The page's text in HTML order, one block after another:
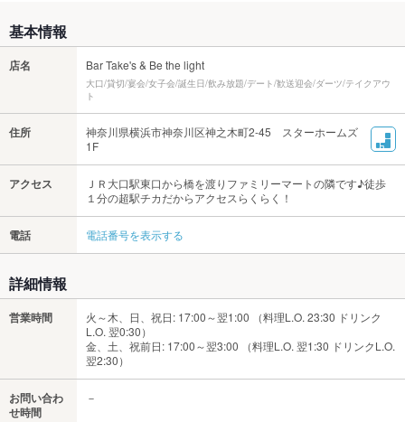
基本情報
店名 Bar Take's & Be the light
大口/貸切/宴会/女子会/誕生日/飲み放題/デート/歓送迎会/ダーツ/テイクアウ
ト
住所
神奈川県横浜市神奈川区神之木町2-45 スターホームズ
1F
アクセス
ＪＲ大口駅東口から橋を渡りファミリーマートの隣です♪徒歩
１分の超駅チカだからアクセスらくらく！
電話 電話番号を表示する
詳細情報
営業時間
火～木、日、祝日: 17:00～翌1:00 （料理L.O. 23:30 ドリンク
L.O. 翌0:30）
金、土、祝前日: 17:00～翌3:00 （料理L.O. 翌1:30 ドリンクL.O.
翌2:30）
お問い合わ
せ時間
－